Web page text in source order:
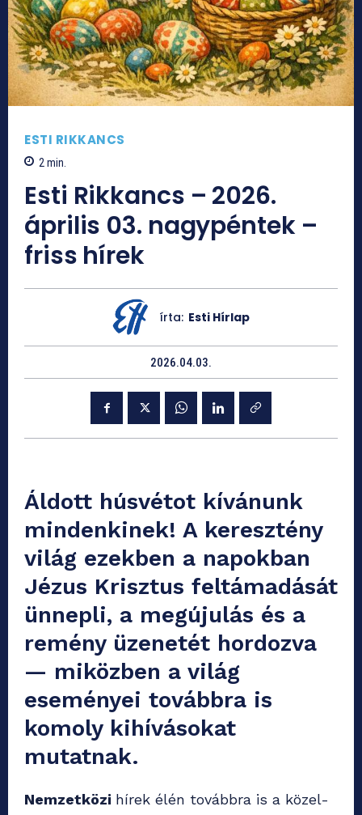
ESTI RIKKANCS
2min.
Esti Rikkancs – 2026.
április 03. nagypéntek –
friss hírek
írta: Esti Hírlap
2026.04.03.
Áldott húsvétot kívánunk
mindenkinek! A keresztény
világ ezekben a napokban
Jézus Krisztus feltámadását
ünnepli, a megújulás és a
remény üzenetét hordozva
— miközben a világ
eseményei továbbra is
komoly kihívásokat
mutatnak.
Nemzetközi hírek élén továbbra is a közel-